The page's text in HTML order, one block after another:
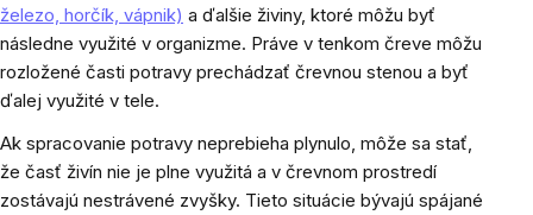
železo, horčík, vápnik) a ďalšie živiny, ktoré môžu byť
následne využité v organizme. Práve v tenkom čreve môžu
rozložené časti potravy prechádzať črevnou stenou a byť
ďalej využité v tele.
Ak spracovanie potravy neprebieha plynulo, môže sa stať,
že časť živín nie je plne využitá a v črevnom prostredí
zostávajú nestrávené zvyšky. Tieto situácie bývajú spájané